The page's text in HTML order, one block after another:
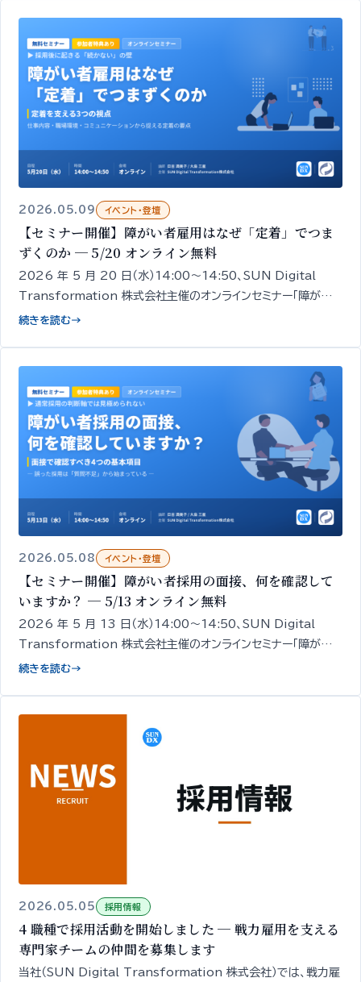
2026.05.09 イベント・登壇
【セミナー開催】障がい者雇用はなぜ「定着」でつま
ずくのか ─ 5/20 オンライン無料
2026 年 5 月 20 日（水）14:00〜14:50、SUN Digital
Transformation 株式会社主催のオンラインセミナー「障がい
者雇用はなぜ『定着』でつまずくのか ─ 定着を支える 3 つの視
続きを読む→
2026.05.08 イベント・登壇
【セミナー開催】障がい者採用の面接、何を確認して
いますか？ ─ 5/13 オンライン無料
2026 年 5 月 13 日（水）14:00〜14:50、SUN Digital
Transformation 株式会社主催のオンラインセミナー「障がい
者採用の面接、何を確認していますか？」を開催します。経営者・人
続きを読む→
2026.05.05 採用情報
4 職種で採用活動を開始しました ─ 戦力雇用を支える
専門家チームの仲間を募集します
当社（SUN Digital Transformation 株式会社）では、戦力雇